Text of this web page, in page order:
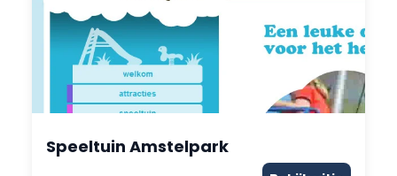
Speeltuin Amstelpark